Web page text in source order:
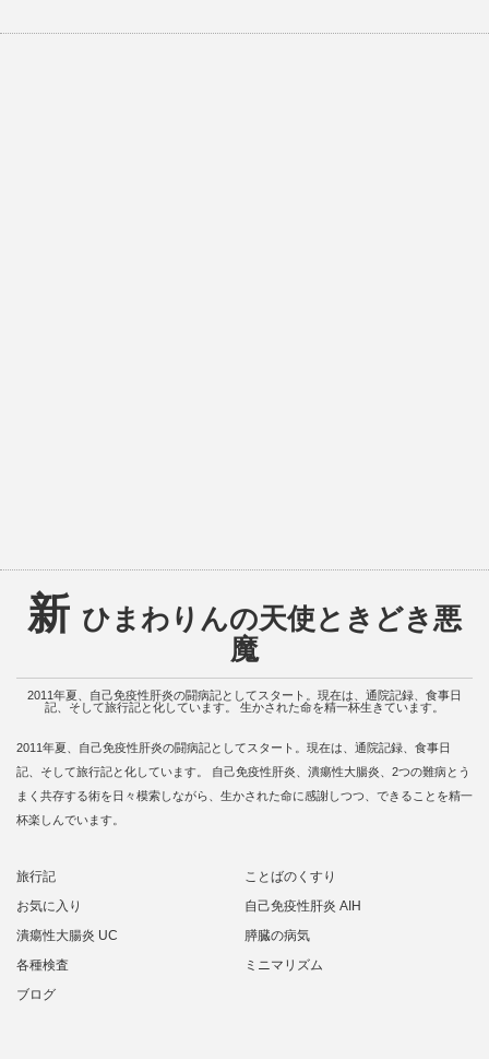
新 ひまわりんの天使ときどき悪
魔
2011年夏、自己免疫性肝炎の闘病記としてスタート。現在は、通院記録、食事日
記、そして旅行記と化しています。 生かされた命を精一杯生きています。
2011年夏、自己免疫性肝炎の闘病記としてスタート。現在は、通院記録、食事日
記、そして旅行記と化しています。 自己免疫性肝炎、潰瘍性大腸炎、2つの難病とう
まく共存する術を日々模索しながら、生かされた命に感謝しつつ、できることを精一
杯楽しんでいます。
旅行記
ことばのくすり
お気に入り
自己免疫性肝炎 AIH
潰瘍性大腸炎 UC
膵臓の病気
各種検査
ミニマリズム
ブログ